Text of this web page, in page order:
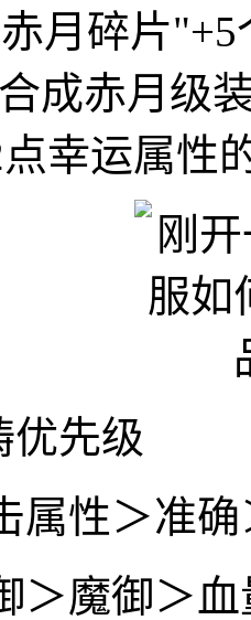
月碎片
成赤月级
幸运属性
优先级
属性＞准
＞魔御＞血